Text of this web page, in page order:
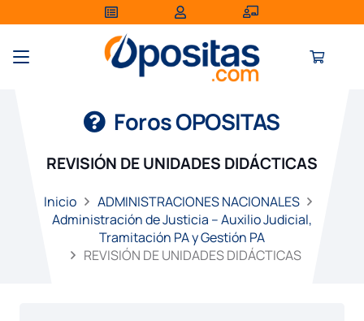
Foros OPOSITAS
REVISIÓN DE UNIDADES DIDÁCTICAS
Inicio
ADMINISTRACIONES NACIONALES
Administración de Justicia – Auxilio Judicial,
Tramitación PA y Gestión PA
REVISIÓN DE UNIDADES DIDÁCTICAS